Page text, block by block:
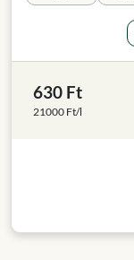
630 Ft
21000 Ft/l